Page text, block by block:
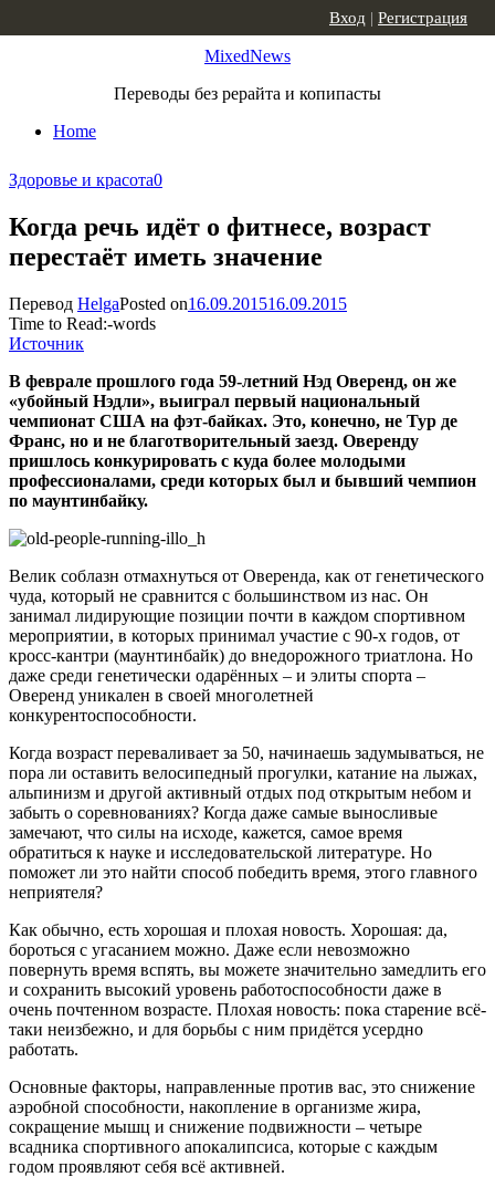
MixedNews
Переводы без рерайта и копипасты
Home
Вход | Регистрация
Здоровье и красота0
Когда речь идёт о фитнесе, возраст
перестаёт иметь значение
Перевод HelgaPosted on16.09.201516.09.2015
Time to Read:-words
Источник
В феврале прошлого года 59-летний Нэд Оверенд, он же
«убойный Нэдли», выиграл первый национальный
чемпионат США на фэт-байках. Это, конечно, не Тур де
Франс, но и не благотворительный заезд. Оверенду
пришлось конкурировать с куда более молодыми
профессионалами, среди которых был и бывший чемпион
по маунтинбайку.
Велик соблазн отмахнуться от Оверенда, как от генетического
чуда, который не сравнится с большинством из нас. Он
занимал лидирующие позиции почти в каждом спортивном
мероприятии, в которых принимал участие с 90-х годов, от
кросс-кантри (маунтинбайк) до внедорожного триатлона. Но
даже среди генетически одарённых – и элиты спорта –
Оверенд уникален в своей многолетней
конкурентоспособности.
Когда возраст переваливает за 50, начинаешь задумываться, не
пора ли оставить велосипедный прогулки, катание на лыжах,
альпинизм и другой активный отдых под открытым небом и
забыть о соревнованиях? Когда даже самые выносливые
замечают, что силы на исходе, кажется, самое время
обратиться к науке и исследовательской литературе. Но
поможет ли это найти способ победить время, этого главного
неприятеля?
Как обычно, есть хорошая и плохая новость. Хорошая: да,
бороться с угасанием можно. Даже если невозможно
повернуть время вспять, вы можете значительно замедлить его
и сохранить высокий уровень работоспособности даже в
очень почтенном возрасте. Плохая новость: пока старение всё-
таки неизбежно, и для борьбы с ним придётся усердно
работать.
Основные факторы, направленные против вас, это снижение
аэробной способности, накопление в организме жира,
сокращение мышц и снижение подвижности – четыре
всадника спортивного апокалипсиса, которые с каждым
годом проявляют себя всё активней.